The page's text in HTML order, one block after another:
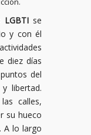
LGBTIse
y con él
diez días
del
libertad.
calles,
su hueco
A lo largo